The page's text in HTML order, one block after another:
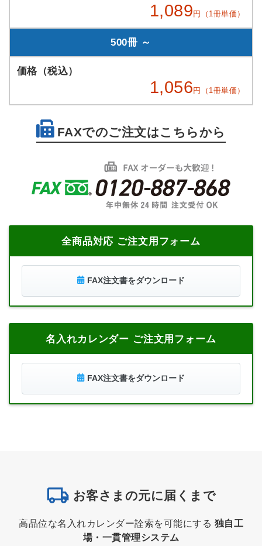
1,089 円（1冊単価）
500冊 ～
1,056 円（1冊単価）
FAXでのご注文はこちらから
全商品対応 ご注文用フォーム
FAX注文書をダウンロード
名入れカレンダー ご注文用フォーム
FAX注文書をダウンロード
お客さまの元に届くまで
高品位な名入れカレンダー詮索を可能にする 独自工
場・一貫管理システム